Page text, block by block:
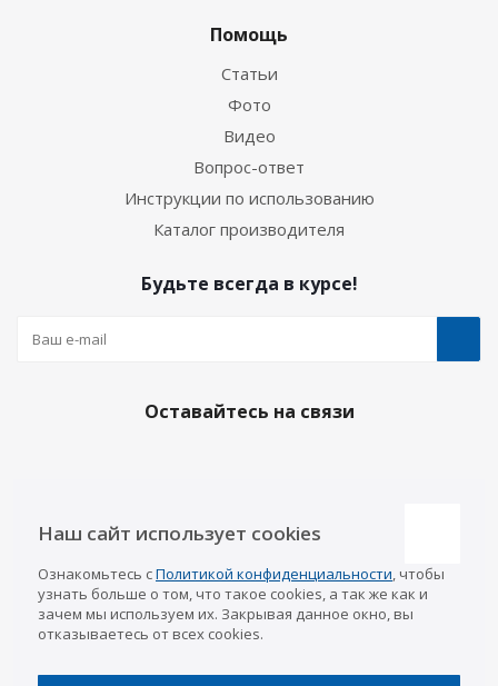
Помощь
Статьи
Фото
Видео
Вопрос-ответ
Инструкции по использованию
Каталог производителя
Будьте всегда в курсе!
Оставайтесь на связи
Наши контакты
Казань
8 (843) 207-03-08
Уфа
8 (347) 258-84-87
info@a-pricep.ru
Наш сайт использует cookies
Ознакомьтесь сПолитикой конфиденциальности, чтобы
узнать больше о том, что такое cookies, а так же как и
зачем мы используем их. Закрывая данное окно, вы
отказываетесь от всех cookies.